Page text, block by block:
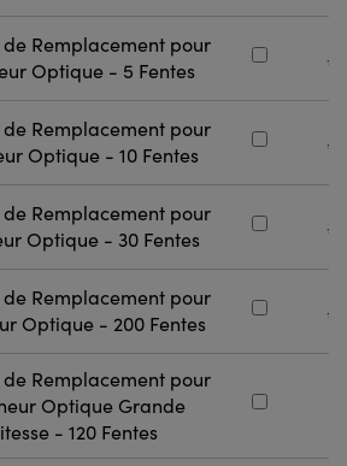
Remplacement pour
Optique - 5 Fentes
Remplacement pour
Optique - 10 Fentes
Remplacement pour
Optique - 30 Fentes
Remplacement pour
Optique - 200 Fentes
Remplacement pour
Optique Grande
- 120 Fentes